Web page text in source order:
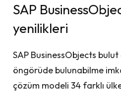
SAP
yenilikleri
SAP BusinessObjects
öngörüde bulunabilme
çözüm modeli 34 farklı